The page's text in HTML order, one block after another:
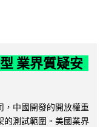
業界質疑安
，中國開發的開放權重
的測試範圍。美國業界